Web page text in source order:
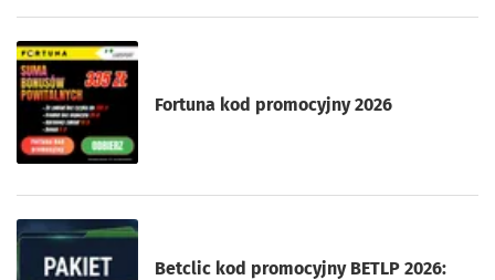
Fortuna kod promocyjny 2026
Betclic kod promocyjny BETLP 2026: